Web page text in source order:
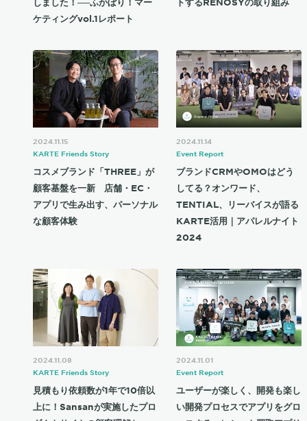
しました！──ふかぼり！マー
ケティングvol.1レポート
トするRENOSYの取り組み
2024.11.15
KARTE Friends Story
コスメブランド「THREE」が
顧客基盤を一新 店舗・EC・
アプリで生み出す、パーソナル
な顧客体験
2024.11.14
Event Report
ブランドCRMやOMOはどう
してる？オンワード、
TENTIAL、リーバイスが語る
KARTE活用｜アパレルナイト
2024
2024.11.08
KARTE Friends Story
見積もり依頼数が1年で10倍以
上に！Sansanが実施したプロ
2024.11.01
Event Report
ユーザーが楽しく、開発も楽し
い開発プロセスでアプリをグロ